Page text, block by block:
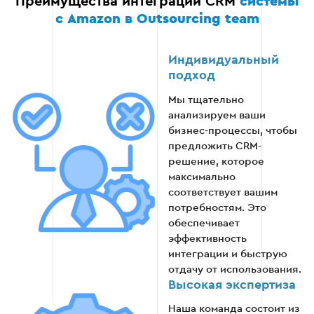
Анализ эффективности работы системы и
Расширение функционала CRM при
необходимости для масштабирования
бизнеса.
Этап 6
с Amazon в Outsourcing team
Индивидуальный
подход
Мы тщательно
анализируем ваши
бизнес-процессы, чтобы
предложить CRM-
решение, которое
максимально
соответствует вашим
потребностям. Это
обеспечивает
эффективность
интеграции и быструю
отдачу от использования.
Высокая экспертиза
Наша команда состоит из